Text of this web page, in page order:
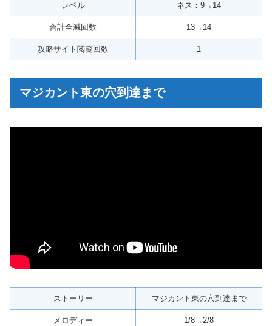
レベル ネス：9→14
合計全滅回数 13→14
攻略サイト閲覧回数 1
マジカント東の穴到達まで
ストーリー マジカント東の穴到達まで
メロディー 1/8→2/8